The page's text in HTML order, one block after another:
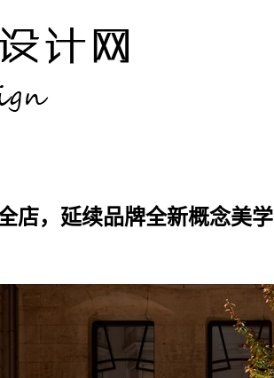
店，延续品牌全新概念美学